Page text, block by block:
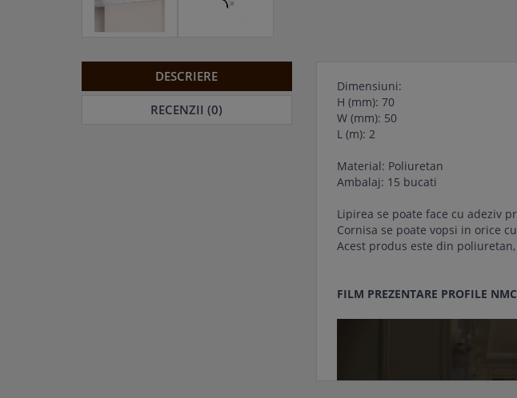
DESCRIERE
RECENZII (0)
Dimensiuni:
H (mm): 70
W (mm): 50
L (m): 2
Material: Poliuretan
Ambalaj: 15 bucati
Lipirea se poate face cu adeziv
Cornisa se poate vopsi in orice
Acest produs este din
FILM PREZENTARE PROFILE